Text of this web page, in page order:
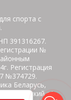
спорта с
391316267.
№
Регистрация
№374729.
Беларусь,
Бабиничский с/